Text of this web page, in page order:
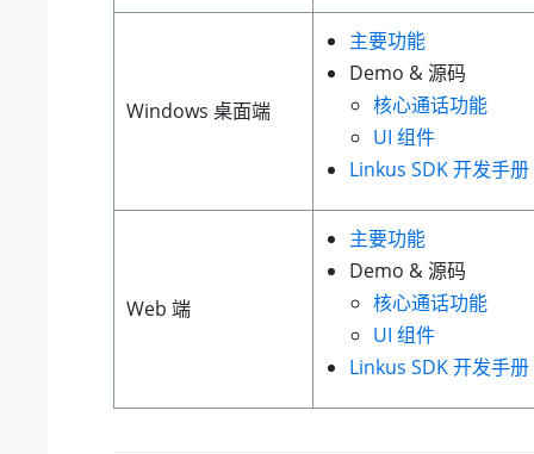
Windows 桌面端
主要功能
Demo & 源码
核心通话功能
UI 组件
Linkus SDK 开发手册
Web 端
主要功能
Demo & 源码
核心通话功能
UI 组件
Linkus SDK 开发手册